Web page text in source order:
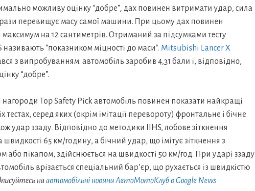
можливу оцінку “добре”, дах повинен витримати удар, сила
перевищує масу самої машини. При цьому дах повинен
на 12 сантиметрів. Отриманий за підсумками тесту
називають “показником міцності до маси”. Mitsubishi Lancer X
з випробуванням: автомобіль заробив 4,31 бали і, відповідно,
“добре”.
Top Safety Pick автомобіль повинен показати найкращі
тестах, серед яких (окрім імітації перевороту) фронтальне і бічне
удар ззаду. Відповідно до методики IIHS, лобове зіткнення
65 км/годину, а бічний удар, що імітує зіткнення з
або пікапом, здійснюється на швидкості 50 км/год. При ударі ззаду
врізається спеціальний бар’єр, що рухається із швидкістю
на автомобільні новини АвтоМотоКлуб в Google News